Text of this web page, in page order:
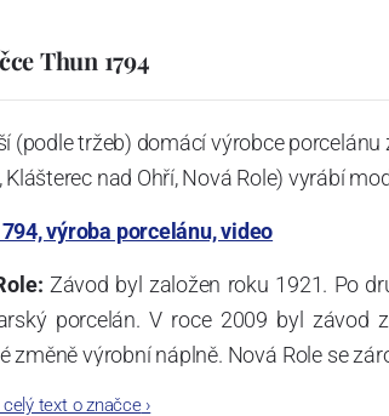
Thun 1794
(podle tržeb) domácí výrobce
Klášterec nad Ohří, Nová Role) vyrábí
výroba porcelánu, video
Závod byl založen roku 1921. Po
porcelán. V roce 2009 byl závod
změně výrobní náplně. Nová Role se
text o značce›